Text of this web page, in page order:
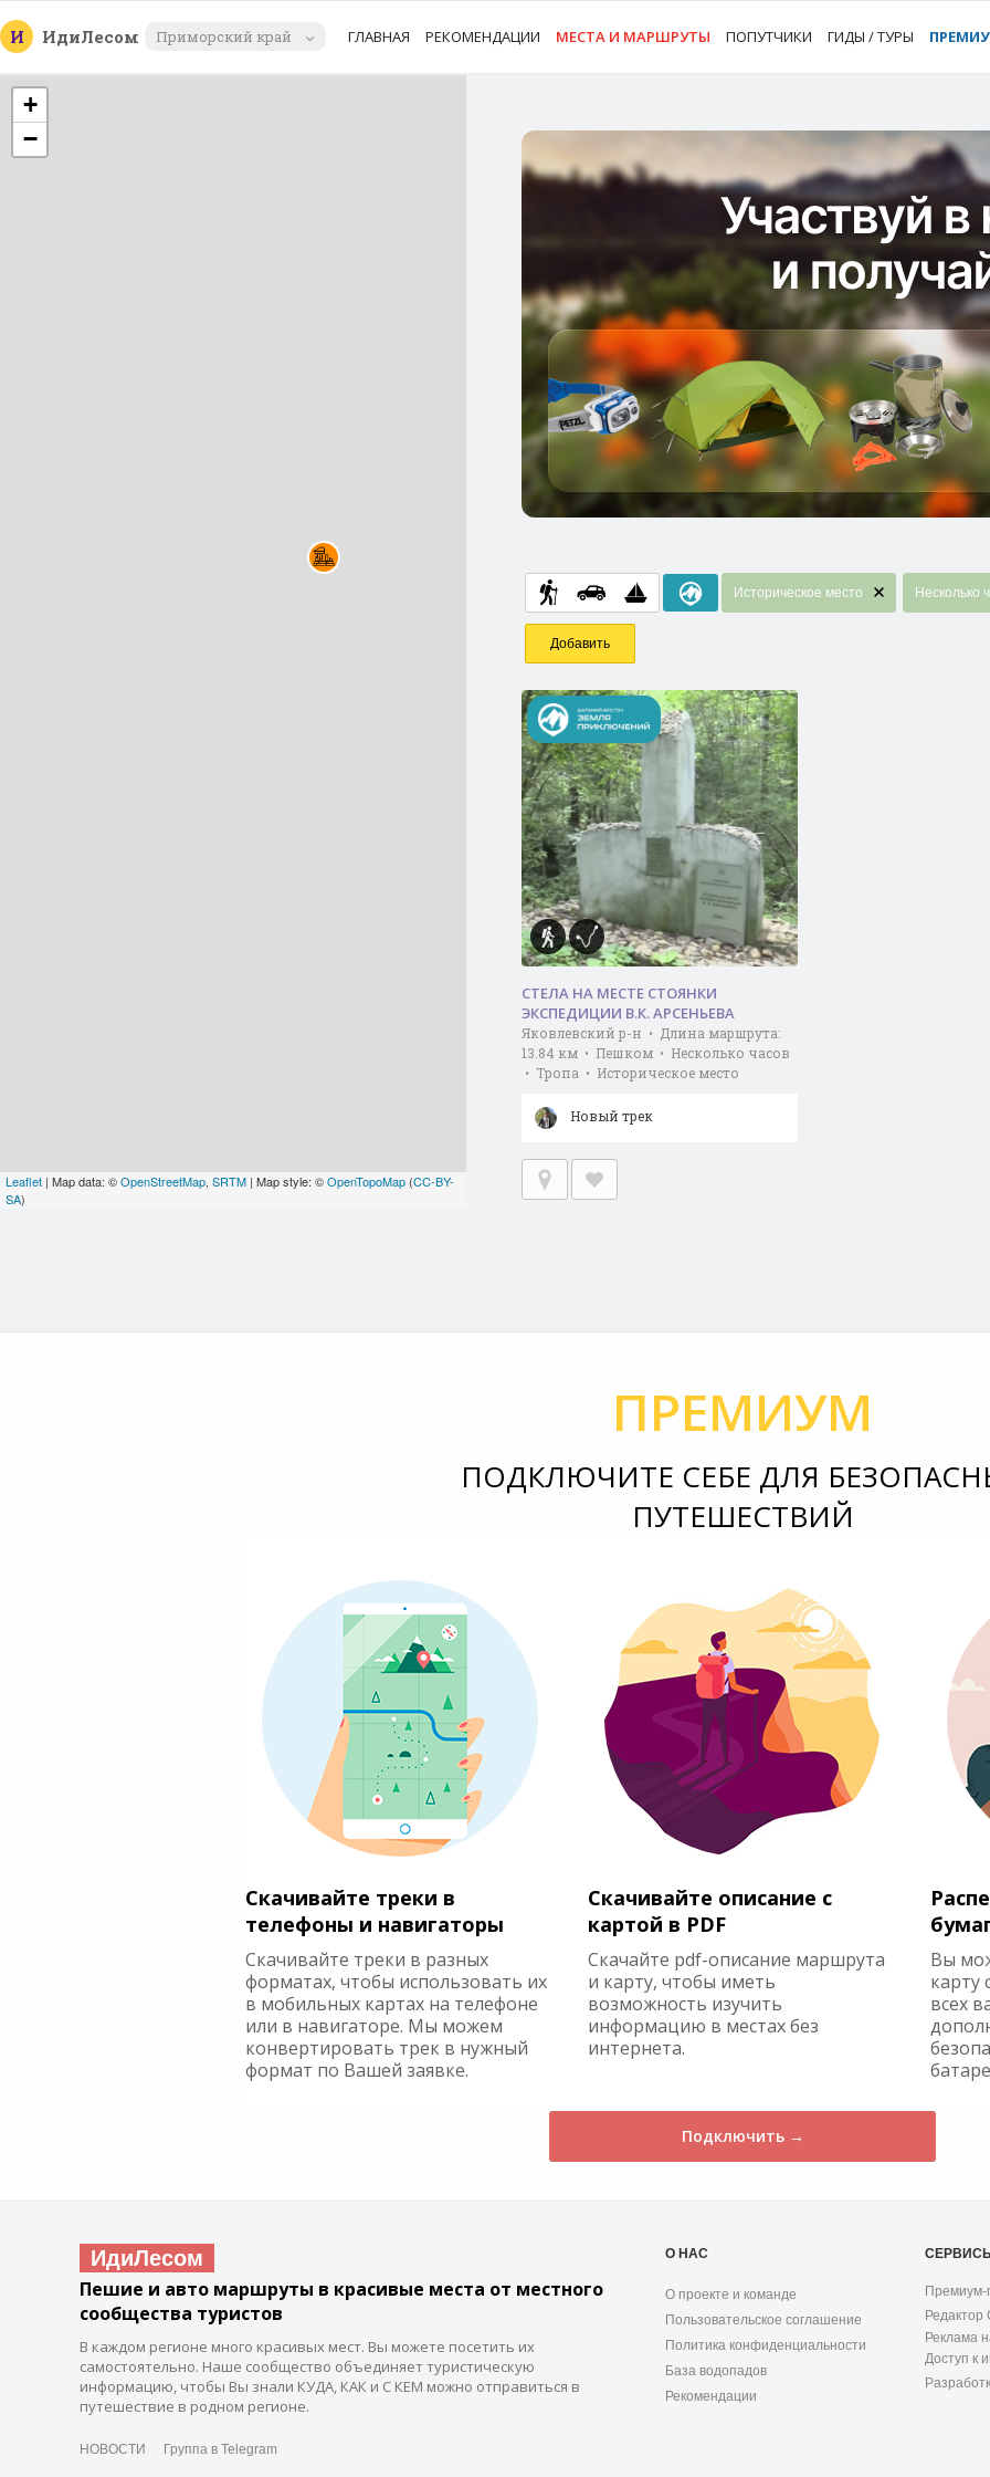
И ИдиЛесом Приморский край ГЛАВНАЯ РЕКОМЕНДАЦИИ МЕСТА И МАРШРУТЫ ПОПУТЧИКИ ГИДЫ / ТУРЫ
+
−
Leaflet | Map data: ©OpenStreetMap, SRTM | Map style: ©OpenTopoMap (CC-BY-
SA)
Историческое место Несколько
Добавить
СТЕЛА НА МЕСТЕ СТОЯНКИ
ЭКСПЕДИЦИИ В.К. АРСЕНЬЕВА
Яковлевский р-н • Длина маршрута:
13.84 км • Пешком • Несколько часов
• Тропа • Историческое место
Новый трек
ПРЕМИУМ
ПОДКЛЮЧИТЕ СЕБЕ ДЛЯ
ПУТЕШЕСТВИЙ
Скачивайте треки в
телефоны и навигаторы
Скачивайте треки в разных
форматах, чтобы использовать их
в мобильных картах на телефоне
или в навигаторе. Мы можем
конвертировать трек в нужный
формат по Вашей заявке.
Скачивайте описание с
картой в PDF
Скачайте pdf-описание маршрута
и карту, чтобы иметь
возможность изучить
информацию в местах без
интернета.
Вы
карту
всех
Подключить →
ИдиЛесом
Пешие и авто маршруты в красивые места от местного
сообщества туристов
В каждом регионе много красивых мест. Вы можете посетить их
самостоятельно. Наше сообщество объединяет туристическую
информацию, чтобы Вы знали КУДА, КАК и С КЕМ можно отправиться в
путешествие в родном регионе.
НОВОСТИ Группа в Telegram
О НАС
О проекте и команде
Пользовательское соглашение
Политика конфиденциальности
База водопадов
Рекомендации
Премиум-
Редактор
Реклама
Доступ к